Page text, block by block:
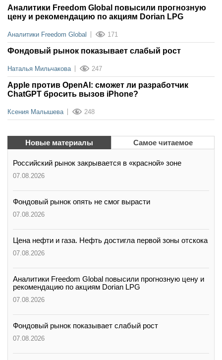
Аналитики Freedom Global повысили прогнозную
цену и рекомендацию по акциям Dorian LPG
Аналитики Freedom Global 171
Фондовый рынок показывает слабый рост
Наталья Мильчакова 247
Apple против OpenAI: сможет ли разработчик
ChatGPT бросить вызов iPhone?
Ксения Малышева 248
Новые материалы Самое читаемое
Российский рынок закрывается в «красной» зоне
07.08.2026
Фондовый рынок опять не смог вырасти
07.08.2026
Цена нефти и газа. Нефть достигла первой зоны отскока
07.08.2026
Аналитики Freedom Global повысили прогнозную цену и
рекомендацию по акциям Dorian LPG
07.08.2026
Фондовый рынок показывает слабый рост
07.08.2026